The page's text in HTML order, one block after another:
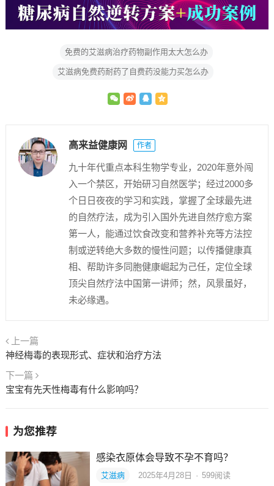
免费的艾滋病治疗药物副作用太大怎么办
艾滋病免费药耐药了自费药没能力买怎么办
高来益健康网 作者
九十年代重点本科生物学专业，2020年意外闯
入一个禁区，开始研习自然医学；经过2000多
个日日夜夜的学习和实践，掌握了全球最先进
的自然疗法，成为引入国外先进自然疗愈方案
第一人，能通过饮食改变和营养补充等方法控
制或逆转绝大多数的慢性问题；以传播健康真
相、帮助许多同胞健康崛起为己任，定位全球
顶尖自然疗法中国第一讲师；然，风景虽好，
未必缘遇。
上一篇
神经梅毒的表现形式、症状和治疗方法
下一篇
宝宝有先天性梅毒有什么影响吗？
为您推荐
感染衣原体会导致不孕不育吗？
艾滋病 2025年4月28日 · 599阅读